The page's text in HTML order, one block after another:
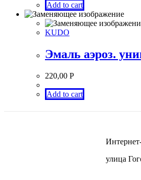
Add to cart
KUDO
Эмаль аэроз.
220,00 Р
Add to cart
улица